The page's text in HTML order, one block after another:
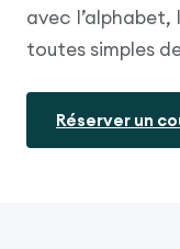
avec
toutes simples
Réserver un